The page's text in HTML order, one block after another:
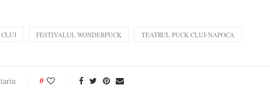
FESTIVALUL WONDERPUCK TEATRUL PUCK CLUJ-NAPOCA
0